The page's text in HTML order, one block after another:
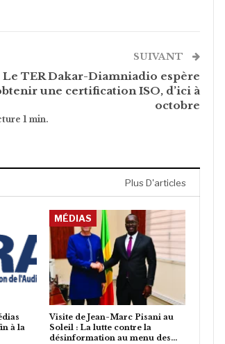
SUIVANT
Le TER Dakar-Diamniadio espère
une certification ISO, d’ici à
octobre
Plus D'articles
à la
MÉDIAS
Visite de Jean-Marc Pisani au
Soleil : La lutte contre la
désinformation au menu des…